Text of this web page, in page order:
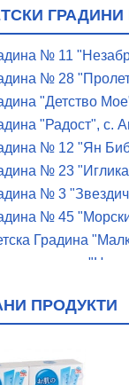
№ 11
№ 28
"Детство
"Радост", с.
№ 12 "Ян
№ 23
№ 3
№ 45
Градина
градина
ясла и
"Първи
ПРОДУКТИ